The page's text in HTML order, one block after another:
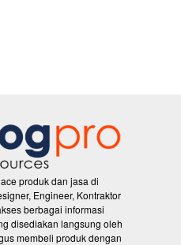
produk dan jasa di
Engineer, Kontraktor
berbagai informasi
disediakan langsung oleh
membeli produk dengan